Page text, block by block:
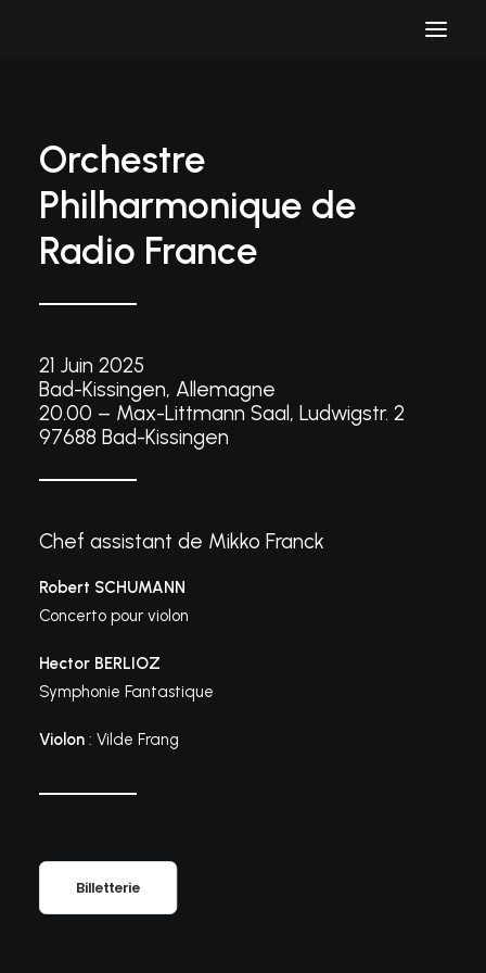
Orchestre
Philharmonique de
Radio France
21 Juin 2025
Bad-Kissingen, Allemagne
20.00 – Max-Littmann Saal, Ludwigstr. 2
97688 Bad-Kissingen
Chef assistant de Mikko Franck
Robert SCHUMANN
Concerto pour violon
Hector BERLIOZ
Symphonie Fantastique
Violon : Vilde Frang
Billetterie